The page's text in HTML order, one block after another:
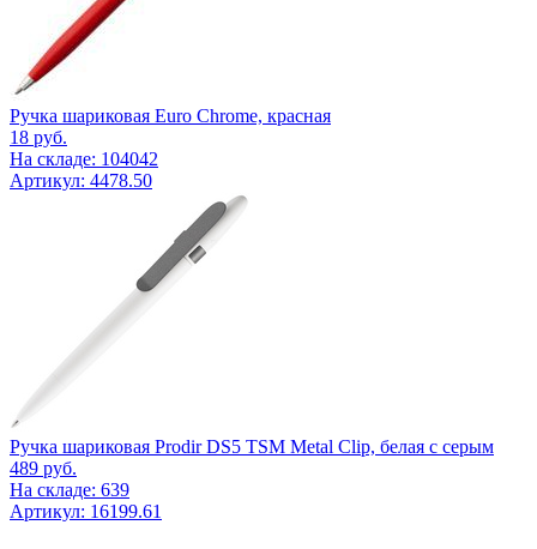
Ручка шариковая Euro Chrome, красная
18 руб.
На складе: 104042
Артикул: 4478.50
Ручка шариковая Prodir DS5 TSM Metal Clip, белая с серым
489 руб.
На складе: 639
Артикул: 16199.61